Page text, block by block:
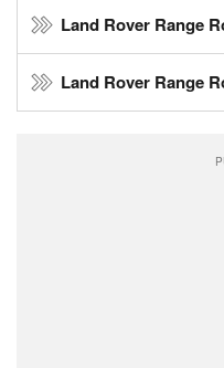
Land Rover Range
Land Rover Range